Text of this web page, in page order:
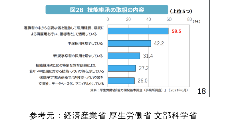
参考元：経済産業省 厚生労働省 文部科学省